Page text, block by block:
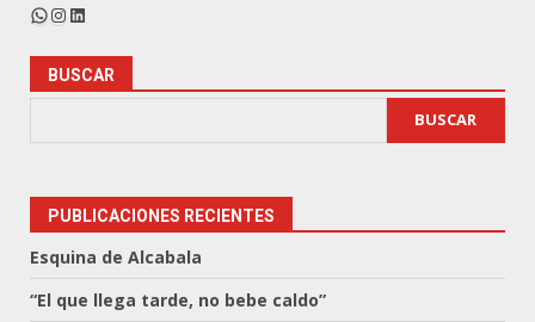
WhatsApp
Instagram
LinkedIn
BUSCAR
BUSCAR
PUBLICACIONES RECIENTES
Esquina de Alcabala
“El que llega tarde, no bebe caldo”